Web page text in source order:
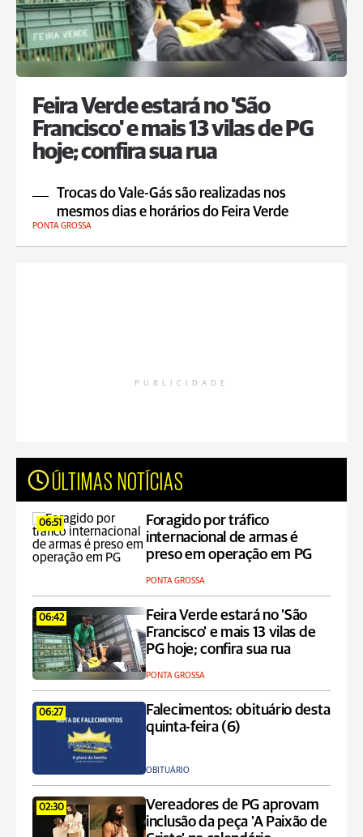
Feira Verde estará no 'São
Francisco' e mais 13 vilas de PG
hoje; confira sua rua
Trocas do Vale-Gás são realizadas nos
mesmos dias e horários do Feira Verde
PONTA GROSSA
PUBLICIDADE
ÚLTIMAS NOTÍCIAS
06:51
Foragido por tráfico
internacional de armas é
preso em operação em PG
PONTA GROSSA
06:42
Feira Verde estará no 'São
Francisco' e mais 13 vilas de
PG hoje; confira sua rua
PONTA GROSSA
06:27
Falecimentos: obituário desta
quinta-feira (6)
OBITUÁRIO
02:30
Vereadores de PG aprovam
inclusão da peça 'A Paixão de